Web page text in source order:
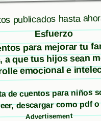
publicados hasta
Esfuerzo
para mejorar tu
a que tus hijos sean
emocional e
de cuentos para niños
descargar como pdf
Advertisement